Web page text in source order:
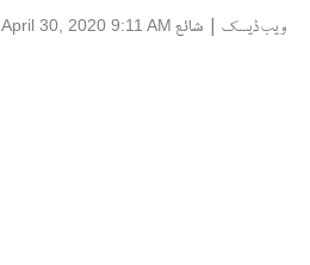
ویب ڈیسک | شائع April 30, 2020 9:11 AM